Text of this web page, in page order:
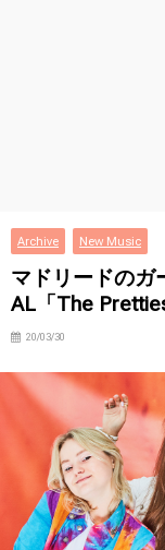
Archive New Music
マドリードのガ
AL「The
20/03/30